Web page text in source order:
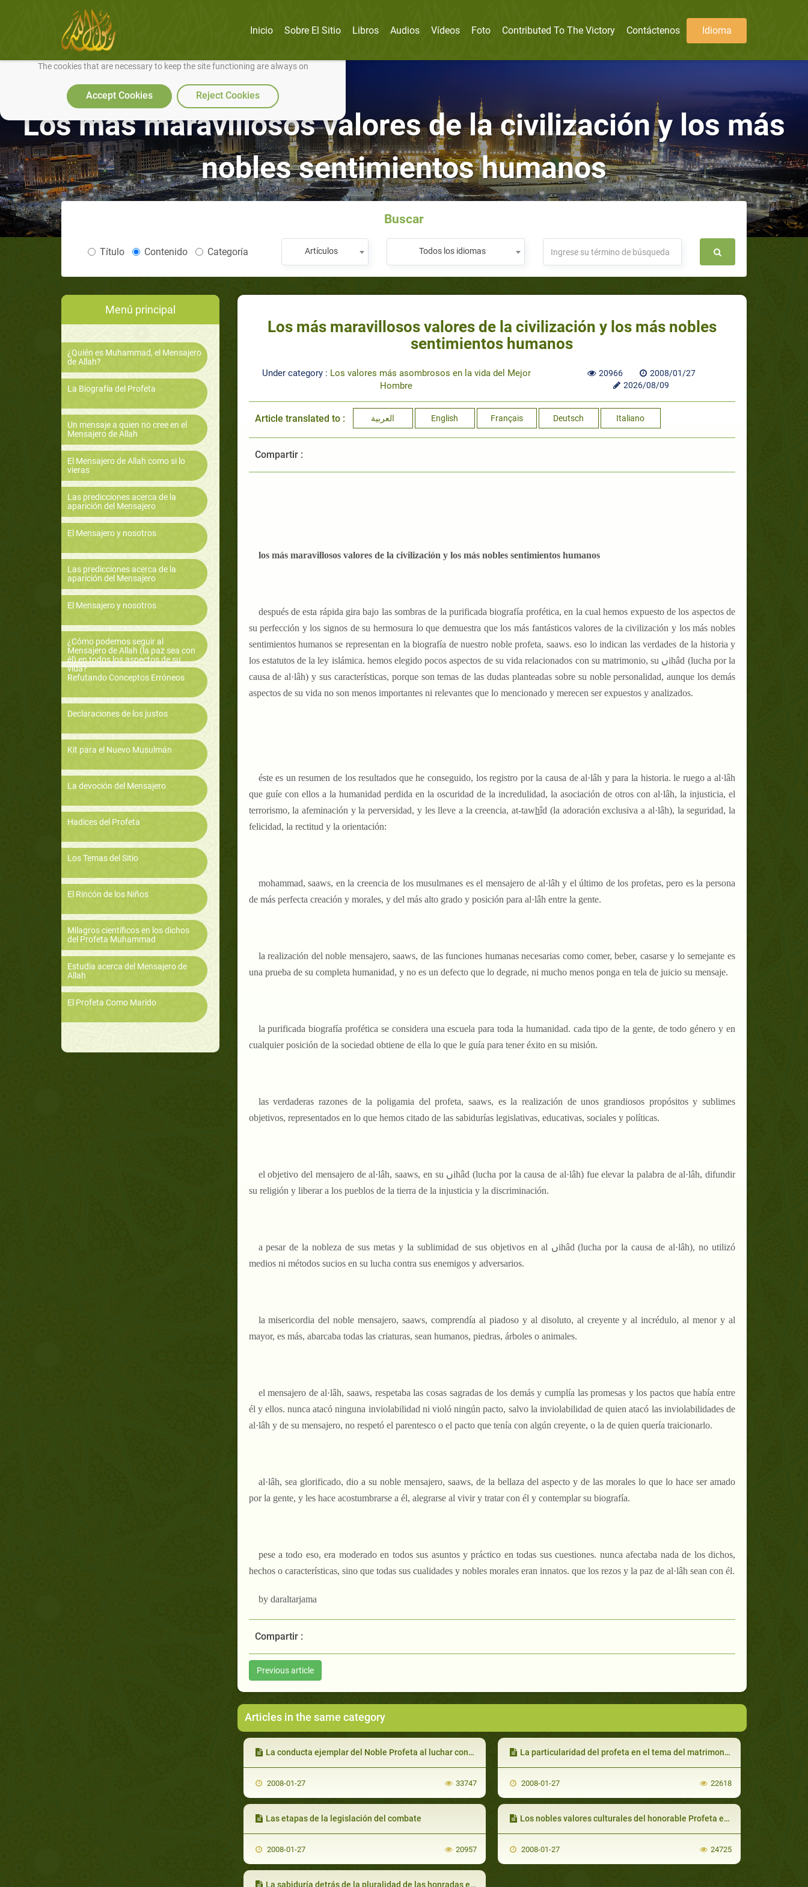
We use cookies to make our site work well for you and so we can continually improve it.
The cookies that are necessary to keep the site functioning are always on
Accept Cookies Reject Cookies
Inicio Sobre El Sitio Libros Audios Vídeos Foto Contributed To The Victory Contáctenos Idioma
Los más maravillosos valores de la civilización y los más
nobles sentimientos humanos
Buscar
Título Contenido Categoría Artículos Todos los idiomas
Menú principal
¿Quién es Muhammad, el Mensajero
de Allah?
La Biografía del Profeta
Un mensaje a quien no cree en el
Mensajero de Allah
El Mensajero de Allah como si lo
vieras
Las predicciones acerca de la
aparición del Mensajero
El Mensajero y nosotros
Las predicciones acerca de la
aparición del Mensajero
El Mensajero y nosotros
¿Cómo podemos seguir al
Mensajero de Allah (la paz sea con
él) en todos los aspectos de su
vida?
Refutando Conceptos Erróneos
Declaraciones de los justos
Kit para el Nuevo Musulmán
La devoción del Mensajero
Hadices del Profeta
Los Temas del Sitio
El Rincón de los Niños
Milagros científicos en los dichos
del Profeta Muhammad
Estudia acerca del Mensajero de
Allah
El Profeta Como Marido
Los más maravillosos valores de la civilización y los más nobles
sentimientos humanos
Under category : Los valores más asombrosos en la vida del Mejor
Hombre
20966
2008/01/27
2026/08/09
Article translated to : العربية English Français Deutsch Italiano
Compartir :
los más maravillosos valores de la civilización y los más nobles sentimientos humanos
después de esta rápida gira bajo las sombras de la purificada biografía profética, en la cual hemos expuesto de los aspectos de
su perfección y los signos de su hermosura lo que demuestra que los más fantásticos valores de la civilización y los más nobles
sentimientos humanos se representan en la biografía de nuestro noble profeta, saaws. eso lo indican las verdades de la historia y
los estatutos de la ley islámica. hemos elegido pocos aspectos de su vida relacionados con su matrimonio, su ںihâd (lucha por la
causa de al·lâh) y sus características, porque son temas de las dudas planteadas sobre su noble personalidad, aunque los demás
aspectos de su vida no son menos importantes ni relevantes que lo mencionado y merecen ser expuestos y analizados.
éste es un resumen de los resultados que he conseguido, los registro por la causa de al·lâh y para la historia. le ruego a al·lâh
que guíe con ellos a la humanidad perdida en la oscuridad de la incredulidad, la asociación de otros con al·lâh, la injusticia, el
terrorismo, la afeminación y la perversidad, y les lleve a la creencia, at-tawhîd (la adoración exclusiva a al·lâh), la seguridad, la
felicidad, la rectitud y la orientación:
mohammad, saaws, en la creencia de los musulmanes es el mensajero de al·lâh y el último de los profetas, pero es la persona
de más perfecta creación y morales, y del más alto grado y posición para al·lâh entre la gente.
la realización del noble mensajero, saaws, de las funciones humanas necesarias como comer, beber, casarse y lo semejante es
una prueba de su completa humanidad, y no es un defecto que lo degrade, ni mucho menos ponga en tela de juicio su mensaje.
la purificada biografía profética se considera una escuela para toda la humanidad. cada tipo de la gente, de todo género y en
cualquier posición de la sociedad obtiene de ella lo que le guía para tener éxito en su misión.
las verdaderas razones de la poligamia del profeta, saaws, es la realización de unos grandiosos propósitos y sublimes
objetivos, representados en lo que hemos citado de las sabidurías legislativas, educativas, sociales y políticas.
el objetivo del mensajero de al·lâh, saaws, en su ںihâd (lucha por la causa de al·lâh) fue elevar la palabra de al·lâh, difundir
su religión y liberar a los pueblos de la tierra de la injusticia y la discriminación.
a pesar de la nobleza de sus metas y la sublimidad de sus objetivos en al ںihâd (lucha por la causa de al·lâh), no utilizó
medios ni métodos sucios en su lucha contra sus enemigos y adversarios.
la misericordia del noble mensajero, saaws, comprendía al piadoso y al disoluto, al creyente y al incrédulo, al menor y al
mayor, es más, abarcaba todas las criaturas, sean humanos, piedras, árboles o animales.
el mensajero de al·lâh, saaws, respetaba las cosas sagradas de los demás y cumplía las promesas y los pactos que había entre
él y ellos. nunca atacó ninguna inviolabilidad ni violó ningún pacto, salvo la inviolabilidad de quien atacó las inviolabilidades de
al·lâh y de su mensajero, no respetó el parentesco o el pacto que tenía con algún creyente, o la de quien quería traicionarlo.
al·lâh, sea glorificado, dio a su noble mensajero, saaws, de la bellaza del aspecto y de las morales lo que lo hace ser amado
por la gente, y les hace acostumbrarse a él, alegrarse al vivir y tratar con él y contemplar su biografía.
pese a todo eso, era moderado en todos sus asuntos y práctico en todas sus cuestiones. nunca afectaba nada de los dichos,
hechos o características, sino que todas sus cualidades y nobles morales eran innatos. que los rezos y la paz de al·lâh sean con él.
by daraltarjama
Compartir :
Previous article
Articles in the same category
La conducta ejemplar del Noble Profeta al luchar contra los enemigos
2008-01-27 33747
La particularidad del profeta en el tema del matrimonio
2008-01-27 22618
Las etapas de la legislación del combate
2008-01-27 20957
Los nobles valores culturales del honorable Profeta en el Yihad
2008-01-27 24725
La sabiduría detrás de la pluralidad de las honradas esposas del Profeta